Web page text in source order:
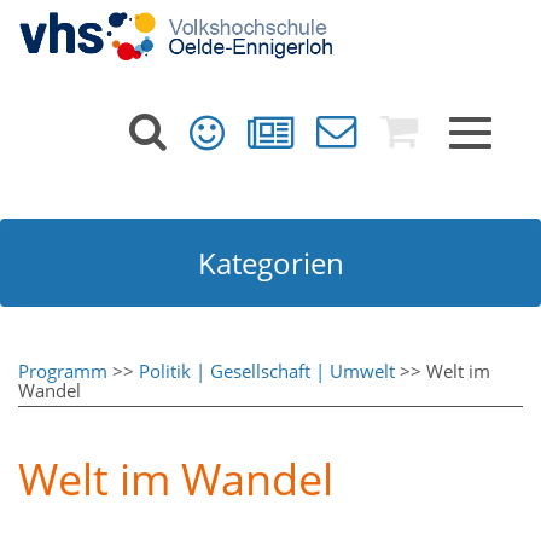
Toggle
Kategorien
Programm >> Politik | Gesellschaft | Umwelt >> Welt im
Wandel
Welt im Wandel